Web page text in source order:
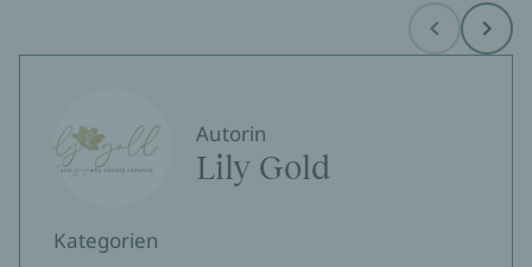
Before Next
Autorin
Lily Gold
Kategorien